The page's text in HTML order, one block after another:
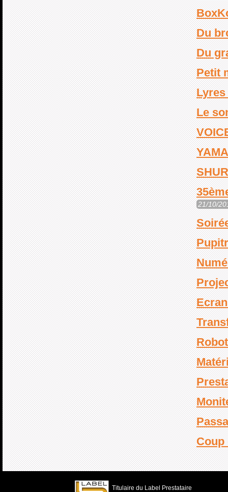
Du
Du
Petit
Lyres
Le
21/10/
Coup
Titulaire du Label Prestataire